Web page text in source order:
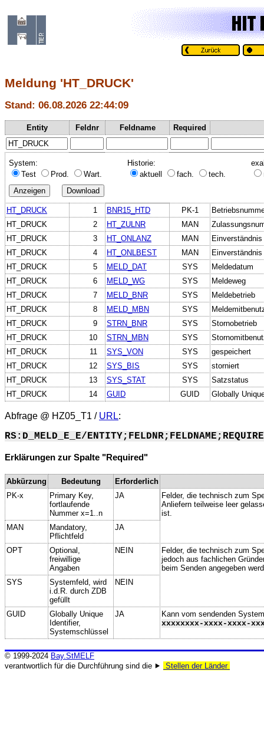
Meldung 'HT_DRUCK'
Stand: 06.08.2026 22:44:09
Entity Feldnr Feldname Required
System:
Test
Prod. Wart.
Historie:
aktuell
fach. tech.
HT_DRUCK 1 BNR15_HTD PK-1
HT_DRUCK
2 HT_ZULNR MAN
HT_DRUCK
3 HT_ONLANZ MAN
HT_DRUCK
4 HT_ONLBEST MAN
HT_DRUCK
5 MELD_DAT SYS
Meldedatum
HT_DRUCK
6 MELD_WG SYS
Meldeweg
HT_DRUCK
7 MELD_BNR SYS
Meldebetrieb
HT_DRUCK
8 MELD_MBN SYS
HT_DRUCK
9 STRN_BNR SYS
Stornobetrieb
HT_DRUCK
10 STRN_MBN SYS
HT_DRUCK
11 SYS_VON SYS
gespeichert
HT_DRUCK
12 SYS_BIS SYS
storniert
HT_DRUCK
13 SYS_STAT SYS
Satzstatus
HT_DRUCK
14 GUID GUID Globally
Abfrage @ HZ05_T1 / URL:
RS:D_MELD_E_E/
Erklärungen zur Spalte "Required"
Abkürzung Bedeutung
Erforderlich
PK-x
Primary Key,
fortlaufende
Nummer x=1..n
JA
Felder, die technisch zum
Anliefern teilweise leer
ist.
MAN
Mandatory,
Pflichtfeld
JA
OPT
Optional,
freiwillige
Angaben
NEIN
Felder, die technisch zum
jedoch aus fachlichen
beim Senden angegeben
SYS
Systemfeld, wird
i.d.R. durch ZDB
gefüllt
NEIN
GUID
Globally Unique
Identifier,
Systemschlüssel
JA
Kann vom sendenden
xxxxxxxx-xxxx-xxxx-
© 1999-2024 Bay.StMELF
verantwortlich für die Durchführung sind die ⯈
Stellen der Länder